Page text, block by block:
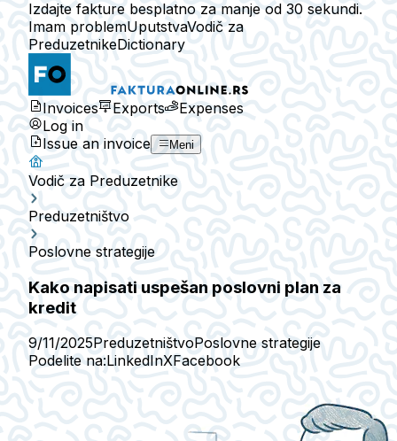
Izdajte fakture besplatno za manje od 30 sekundi.
Imam problemUputstvaVodič za
PreduzetnikeDictionary
Invoices Exports
Expenses
Log in
Issue an invoice
Meni
Vodič za Preduzetnike
Preduzetništvo
Poslovne strategije
Kako napisati uspešan poslovni plan za
kredit
9/11/2025PreduzetništvoPoslovne strategije
Podelite na:LinkedInXFacebook